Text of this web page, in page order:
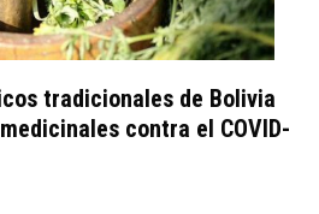
tradicionales de Bolivia
contra el COVID-